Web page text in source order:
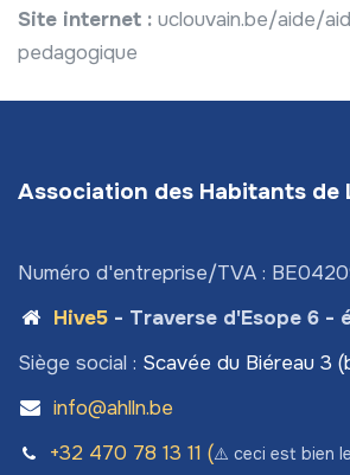
Site internet : uclouvain.be/aide/
pedagogique
Association des Habitants de
Numéro d'entreprise/TVA :
Hive5- Traverse d'Esope 6 -
Siège social : Scavée du Biéreau 3
info@ahlln.be
+32 470 78​ 13 11 (⚠️ ceci est bien